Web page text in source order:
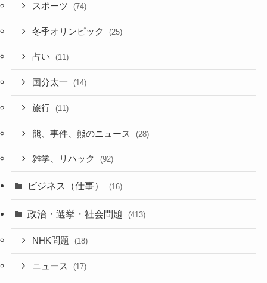
スポーツ (74)
冬季オリンピック (25)
占い (11)
国分太一 (14)
旅行 (11)
熊、事件、熊のニュース (28)
雑学、リハック (92)
ビジネス（仕事） (16)
政治・選挙・社会問題 (413)
NHK問題 (18)
ニュース (17)